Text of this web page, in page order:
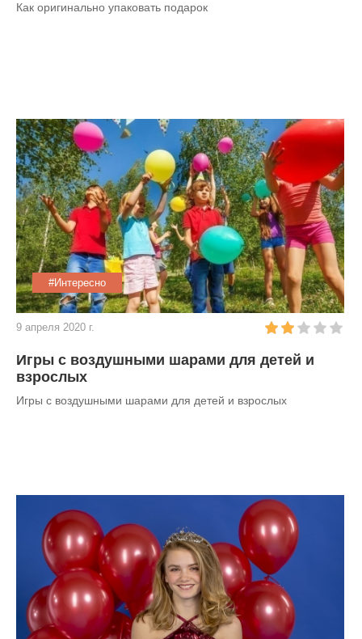
Как оригинально упаковать подарок
#Интересно
9 апреля 2020 г.
Игры с воздушными шарами для детей и
взрослых
Игры с воздушными шарами для детей и взрослых